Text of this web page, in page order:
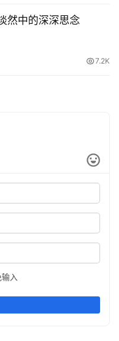
然中的深深思念
7.2K
入